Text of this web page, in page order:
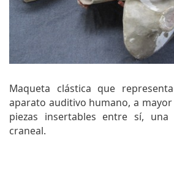
e
Maqueta clástica que
aparato auditivo humano, a mayor
piezas insertables entre sí,
craneal.